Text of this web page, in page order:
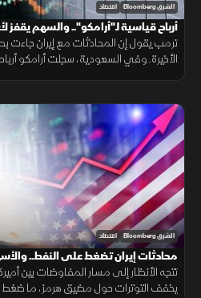
الشرق Bloomberg اقتصاد
أرباح قياسية لـ"أرامكو".. والسهم يقفز
ترمب يقول إن المحادثات مع إيران جاءت
الشرق Bloomberg اقتصاد
محادثات إيران تضغط على النفط..
تتجه الأنظار إلى مسار المفاوضات بين
يخفف التوترات حول مضيق هرمز، ما ضغط